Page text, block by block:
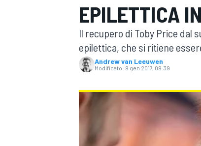
MOTOGP WEC
WRC
EPILETTICA
Il recupero di Toby Price dal
epilettica, che si ritiene
Andrew van Leeuwen
Modificato: 9 gen 2017, 09:39